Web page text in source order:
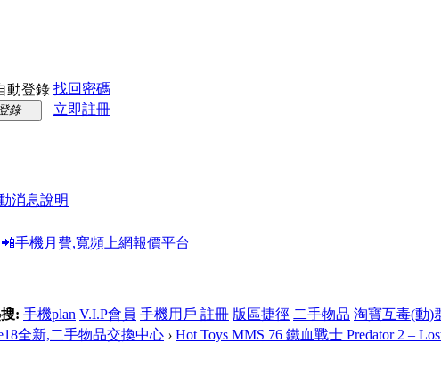
動登錄 找回密碼
錄
立即註冊
消息說明
手機月費,寬頻上網報價平台
: 手機plan V.I.P會員 手機用戶 註冊 版區捷徑 二手物品 淘寶互毒(動)
全新,二手物品交換中心 › Hot Toys MMS 76 鐵血戰士 Predator 2 –